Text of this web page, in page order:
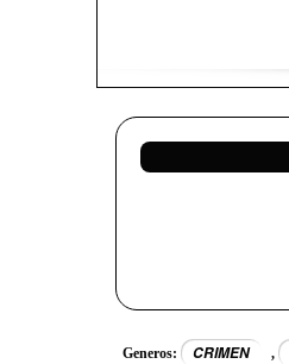
Generos: CRIMEN ,